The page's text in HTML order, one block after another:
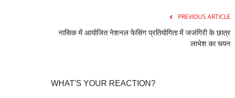
PREVIOUS ARTICLE
नासिक में आयोजित नेशनल फेसिंग प्रतियोगिता में जजंगिरी के छात्र
लाभेश का चयन
WHAT'S YOUR REACTION?